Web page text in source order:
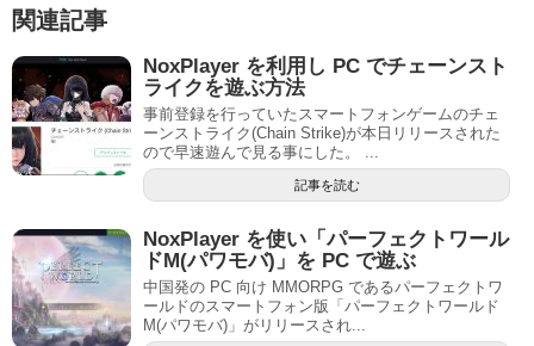
関連記事
NoxPlayer を利用し PC でチェーンスト
ライクを遊ぶ方法
事前登録を行っていたスマートフォンゲームのチェ
ーンストライク(Chain Strike)が本日リリースされた
ので早速遊んで見る事にした。 ...
記事を読む
NoxPlayer を使い「パーフェクトワール
ドM(パワモバ)」を PC で遊ぶ
中国発の PC 向け MMORPG であるパーフェクトワ
ールドのスマートフォン版「パーフェクトワールド
M(パワモバ)」がリリースされ...